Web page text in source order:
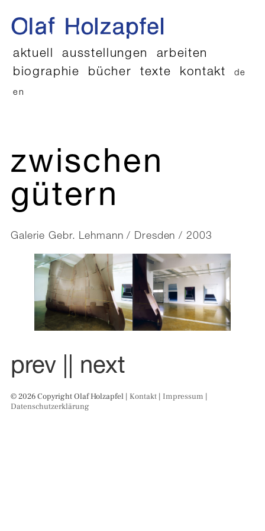
aktuell ausstellungen
arbeiten
biographie
bücher texte kontakt de
en
zwischen
gütern
Galerie Gebr. Lehmann / Dresden / 2003
prev | | next
© 2026 Copyright Olaf Holzapfel | Kontakt | Impressum |
Datenschutzerklärung